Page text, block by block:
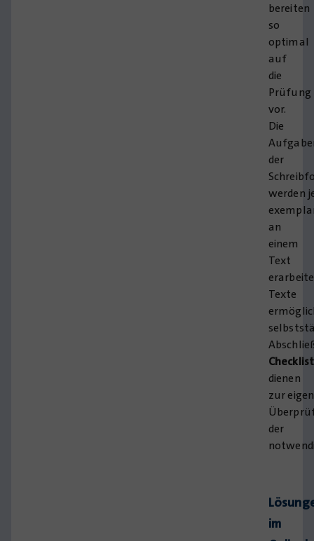
bereiten
so
optimal
auf
die
Prüfung
vor.
Die
der
werden
an
einem
Text
Texte
dienen
zur
der
im